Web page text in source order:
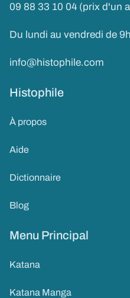
09 88 33 10 04 (prix d'un
Du lundi au vendredi de
info@histophile.com
Histophile
À propos
Aide
Dictionnaire
Blog
Menu Principal
Katana
Katana Manga